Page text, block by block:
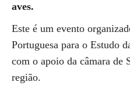
aves.
Este é um evento
Portuguesa para o Estudo
com o apoio da câmara de
região.